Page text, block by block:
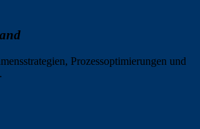
Prozessoptimierungen und